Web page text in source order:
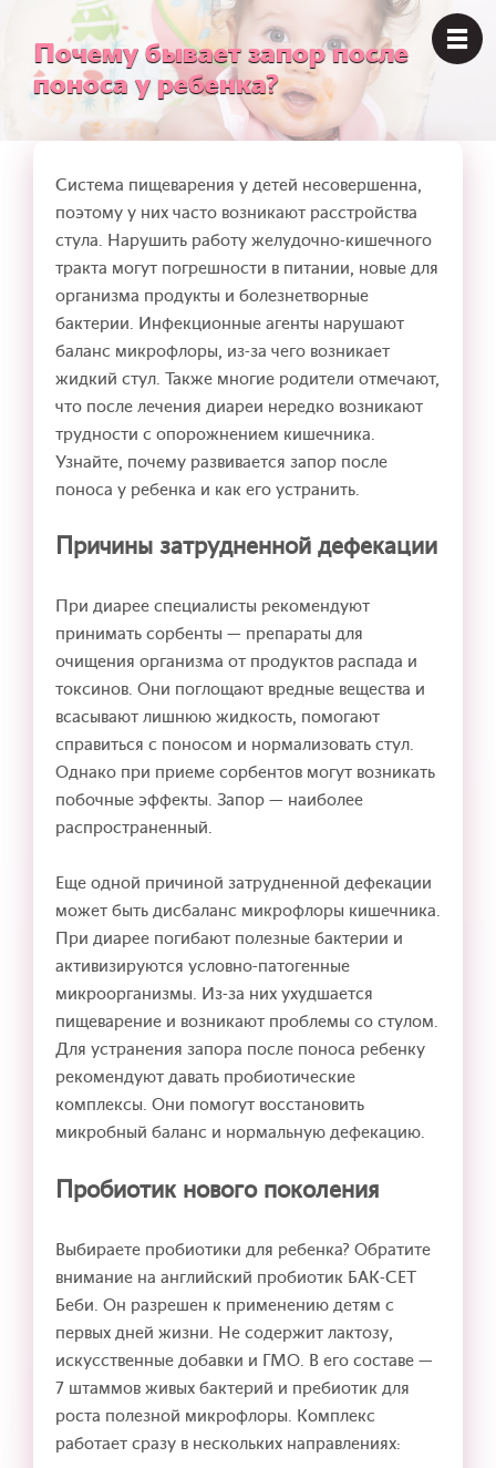
Почему бывает запор после
поноса у ребенка?
Система пищеварения у детей несовершенна,
поэтому у них часто возникают расстройства
стула. Нарушить работу желудочно-кишечного
тракта могут погрешности в питании, новые для
организма продукты и болезнетворные
бактерии. Инфекционные агенты нарушают
баланс микрофлоры, из-за чего возникает
жидкий стул. Также многие родители отмечают,
что после лечения диареи нередко возникают
трудности с опорожнением кишечника.
Узнайте, почему развивается запор после
поноса у ребенка и как его устранить.
Причины затрудненной дефекации
При диарее специалисты рекомендуют
принимать сорбенты — препараты для
очищения организма от продуктов распада и
токсинов. Они поглощают вредные вещества и
всасывают лишнюю жидкость, помогают
справиться с поносом и нормализовать стул.
Однако при приеме сорбентов могут возникать
побочные эффекты. Запор — наиболее
распространенный.
Еще одной причиной затрудненной дефекации
может быть дисбаланс микрофлоры кишечника.
При диарее погибают полезные бактерии и
активизируются условно-патогенные
микроорганизмы. Из-за них ухудшается
пищеварение и возникают проблемы со стулом.
Для устранения запора после поноса ребенку
рекомендуют давать пробиотические
комплексы. Они помогут восстановить
микробный баланс и нормальную дефекацию.
Пробиотик нового поколения
Выбираете пробиотики для ребенка? Обратите
внимание на английский пробиотик БАК-СЕТ
Беби. Он разрешен к применению детям с
первых дней жизни. Не содержит лактозу,
искусственные добавки и ГМО. В его составе —
7 штаммов живых бактерий и пребиотик для
роста полезной микрофлоры. Комплекс
работает сразу в нескольких направлениях: